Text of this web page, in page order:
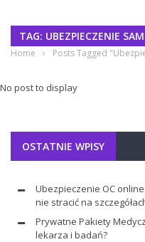
TAG: UBEZPIECZENIE
Home › Posts Tagged
No post to display
OSTATNIE WPISY
Ubezpieczenie OC
nie stracić na
Prywatne Pakiety
lekarza i badań?